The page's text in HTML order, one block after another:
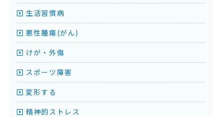
生活習慣病
悪性腫瘍(がん)
けが・外傷
スポーツ障害
変形する
精神的ストレス